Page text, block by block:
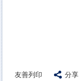
友善列印 分享